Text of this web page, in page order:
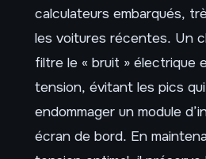
calculateurs embarqués,
les voitures récentes. Un
filtre le « bruit » électrique
tension, évitant les pics
endommager un module
écran de bord. En